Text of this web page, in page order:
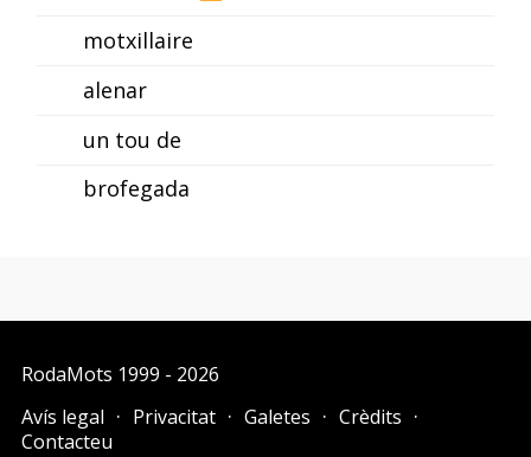
motxillaire
alenar
un tou de
brofegada
RodaMots 1999 - 2026
Avís legal
Privacitat Galetes
Crèdits
Contacteu